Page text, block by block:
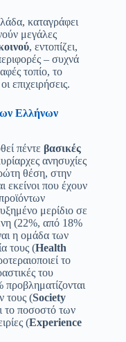
καταγράφει
μεγάλες
, εντοπίζει,
– συχνά
τοπίο, το
επιχειρήσεις.
Ελλήνων
πέντε βασικές
ανησυχίες
θέση, στην
εκείνοι που έχουν
μερίδιο σε
(22%, από 18%
η ομάδα των
τους (Health
το
του
τους (Society
το ποσοστό των
(Experience